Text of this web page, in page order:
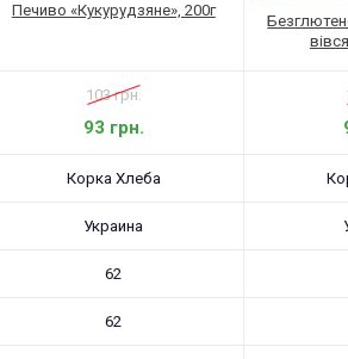
Печиво «Кукурудзяне», 200г
103 грн.
93 грн.
Корка Хлеба
Украина
62
62